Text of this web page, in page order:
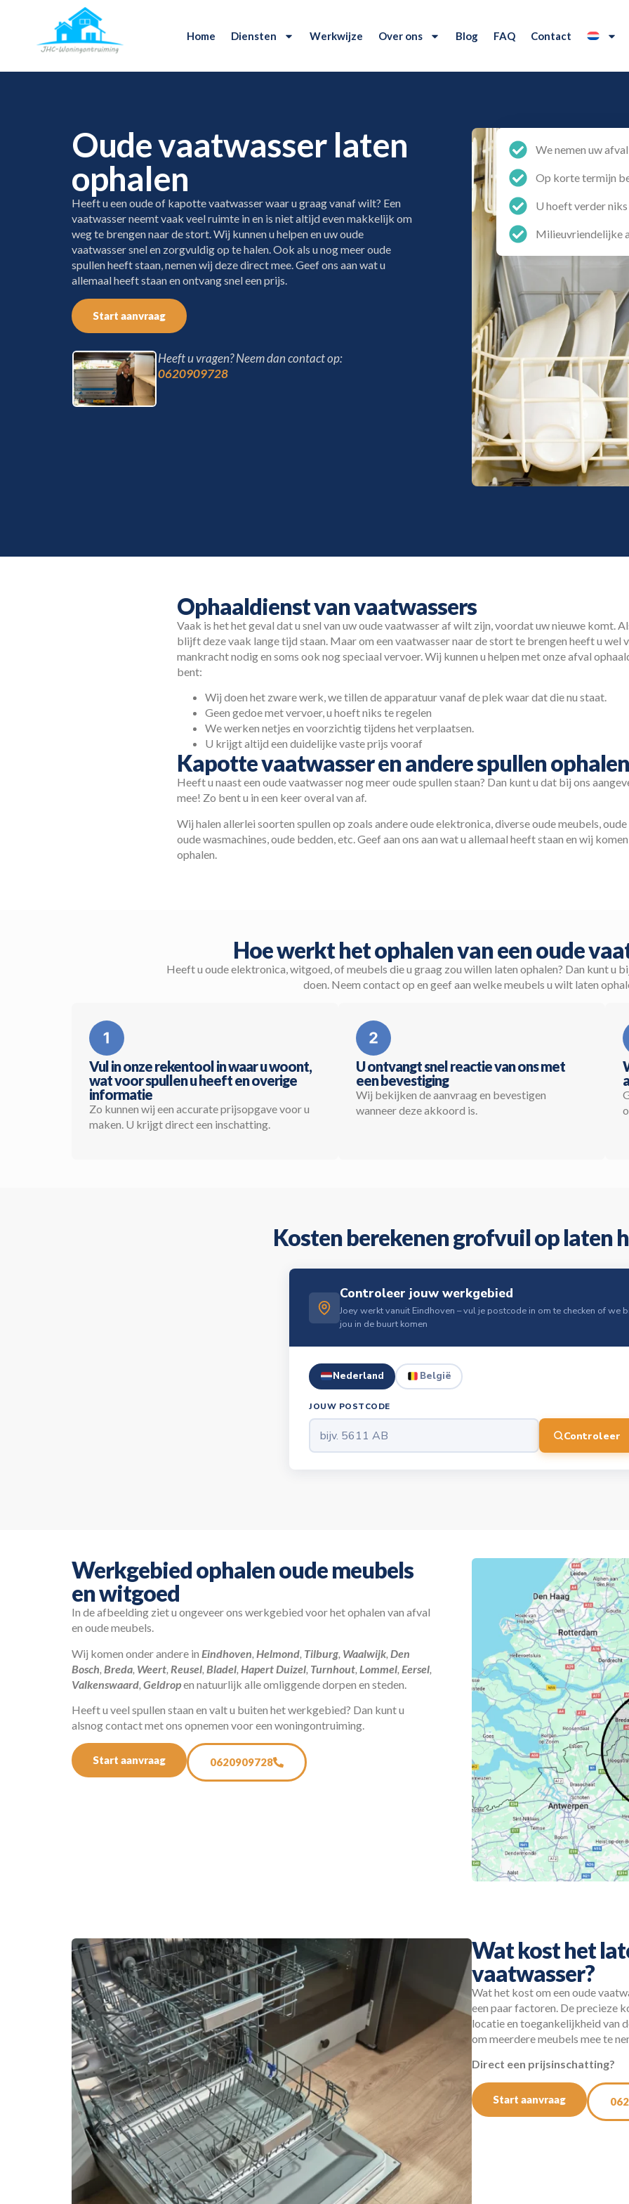
Home Diensten Werkwijze Over ons Blog FAQ Contact
Oude vaatwasser laten
ophalen
Heeft u een oude of kapotte vaatwasser waar u graag vanaf wilt? Een
vaatwasser neemt vaak veel ruimte in en is niet altijd even makkelijk om
weg te brengen naar de stort. Wij kunnen u helpen en uw oude
vaatwasser snel en zorgvuldig op te halen. Ook als u nog meer oude
spullen heeft staan, nemen wij deze direct mee. Geef ons aan wat u
allemaal heeft staan en ontvang snel een prijs.
Start aanvraag
Heeft u vragen? Neem dan contact op:
0620909728
We nemen uw
Op korte termijn
U hoeft verder
Milieuvriendelijke
Ophaaldienst van vaatwassers
Vaak is het het geval dat u snel van uw oude vaatwasser af wilt zijn, voordat uw nieuwe komt.
blijft deze vaak lange tijd staan. Maar om een vaatwasser naar de stort te brengen heeft u wel
mankracht nodig en soms ook nog speciaal vervoer. Wij kunnen u helpen met onze afval
bent:
Wij doen het zware werk, we tillen de apparatuur vanaf de plek waar dat die nu staat.
Geen gedoe met vervoer, u hoeft niks te regelen
We werken netjes en voorzichtig tijdens het verplaatsen.
U krijgt altijd een duidelijke vaste prijs vooraf
Kapotte vaatwasser en andere spullen ophalen
Heeft u naast een oude vaatwasser nog meer oude spullen staan? Dan kunt u dat bij ons
mee! Zo bent u in een keer overal van af.
Wij halen allerlei soorten spullen op zoals andere oude elektronica, diverse oude meubels,
oude wasmachines, oude bedden, etc. Geef aan ons aan wat u allemaal heeft staan en wij
ophalen.
Hoe werkt het ophalen van een oude
Heeft u oude elektronica, witgoed, of meubels die u graag zou willen laten ophalen? Dan kunt u
doen. Neem contact op en geef aan welke meubels u wilt laten
Vul in onze rekentool in waar u woont,
wat voor spullen u heeft en overige
informatie
Zo kunnen wij een accurate prijsopgave voor u
maken. U krijgt direct een inschatting.
U ontvangt snel reactie van ons met
een bevestiging
Wij bekijken de aanvraag en bevestigen
wanneer deze akkoord is.
Kosten berekenen grofvuil op laten
Controleer jouw werkgebied
Joey werkt vanuit Eindhoven – vul je postcode in om te checken of we
jou in de buurt komen
Nederland België
JOUW POSTCODE
Controleer
Werkgebied ophalen oude meubels
en witgoed
In de afbeelding ziet u ongeveer ons werkgebied voor het ophalen van afval
en oude meubels.
Wij komen onder andere in Eindhoven Helmond Tilburg Waalwijk Den
Bosch Breda Weert Reusel Bladel Hapert Duizel Turnhout Lommel Eersel
Valkenswaard Geldropen natuurlijk alle omliggende dorpen en steden.
Heeft u veel spullen staan en valt u buiten het werkgebied? Dan kunt u
alsnog contact met ons opnemen voor een woningontruiming.
Start aanvraag 0620909728
Wat kost het
vaatwasser?
Wat het kost om een oude
een paar factoren. De precieze
locatie en toegankelijkheid van
om meerdere meubels mee te
Direct een prijsinschatting?
Start aanvraag